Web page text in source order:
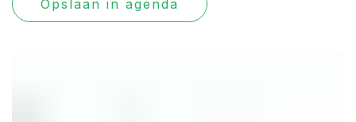
Opslaan in agenda